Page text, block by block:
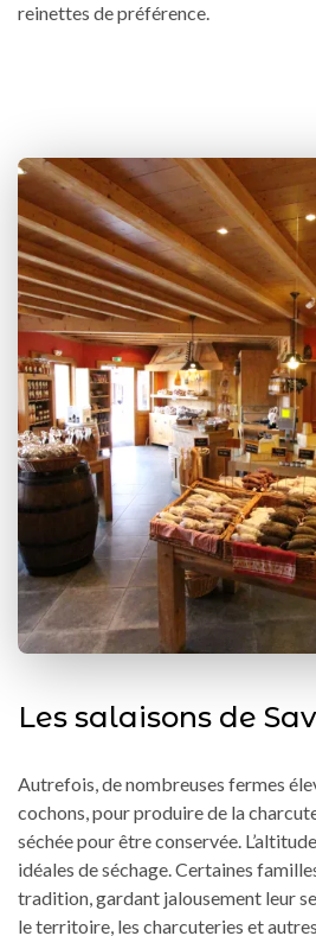
reinettes de préférence.
Les salaisons de
Autrefois, de nombreuses fermes
cochons, pour produire de la
séchée pour être conservée.
idéales de séchage. Certaines
tradition, gardant jalousement leur
le territoire, les charcuteries et